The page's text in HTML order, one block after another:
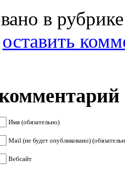
в
оставить
Имя (обязательно)
Mail (не будет опубликовано)
Вебсайт